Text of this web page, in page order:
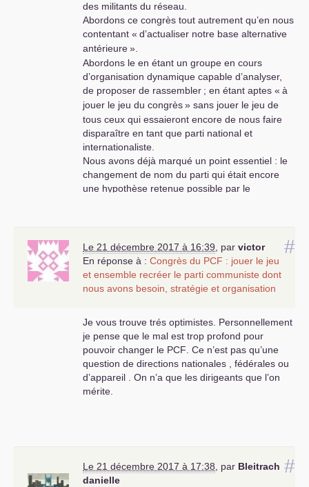
des militants du réseau.
Abordons ce congrès tout autrement qu’en nous
contentant « d’actualiser notre base alternative
antérieure».
Abordons le en étant un groupe en cours
d’organisation dynamique capable d’analyser,
de proposer de rassembler ; en étant aptes « à
jouer le jeu du congrès» sans jouer le jeu de
tous ceux qui essaieront encore de nous faire
disparaître en tant que parti national et
internationaliste.
Nous avons déjà marqué un point essentiel : le
changement de nom du parti qui était encore
une hypothèse retenue possible par le
Paul Barbazange.
#
Le 21 décembre 2017 à 16:39 par victor
En réponse à : Congrès du PCF : jouer le jeu
et ensemble recréer le parti communiste dont
nous avons besoin, stratégie et organisation
Je vous trouve trés optimistes. Personnellement
je pense que le mal est trop profond pour
pouvoir changer le PCF . Ce n’est pas qu’une
question de directions nationales , fédérales ou
d’appareil . On n’a que les dirigeants que l’on
mérite.
#
Le 21 décembre 2017 à 17:38 par Bleitrach
danielle